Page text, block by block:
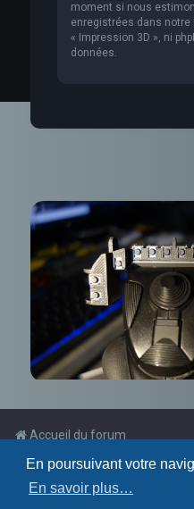
En poursuivant votre
En savoir plus…
moment si nous
enregistrées dans
« Impression 3D », ni
données.
Accueil du forum
Powered by phpBB
Traduction française officielle